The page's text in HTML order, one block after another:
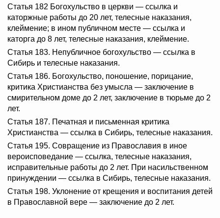
Статья 182 Богохульство в церкви — ссылка и
каторжные работы до 20 лет, телесные наказания,
клеймение; в ином публичном месте — ссылка и
каторга до 8 лет, телесные наказания, клеймение.
Статья 183. Непубличное богохульство — ссылка в
Сибирь и телесные наказания.
Статья 186. Богохульство, поношение, порицание,
критика Христианства без умысла — заключение в
смирительном доме до 2 лет, заключение в тюрьме до 2
лет.
Статья 187. Печатная и письменная критика
Христианства — ссылка в Сибирь, телесные наказания.
Статья 195. Совращение из Православия в иное
вероисповедание — ссылка, телесные наказания,
исправительные работы до 2 лет. При насильственном
принуждении — ссылка в Сибирь, телесные наказания.
Статья 198. Уклонение от крещения и воспитания детей
в Православной вере — заключение до 2 лет.